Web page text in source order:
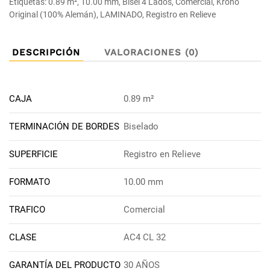
Original (100% Alemán), LAMINADO, Registro en Relieve
DESCRIPCIÓN VALORACIONES (0)
CAJA 0.89 m²
TERMINACIÓN DE BORDES Biselado
SUPERFICIE Registro en Relieve
FORMATO 10.00 mm
TRAFICO Comercial
CLASE AC4 CL 32
GARANTÍA DEL PRODUCTO 30 AÑOS